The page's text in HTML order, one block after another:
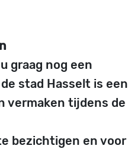
graag nog een
stad Hasselt is een
vermaken tijdens de
bezichtigen en voor